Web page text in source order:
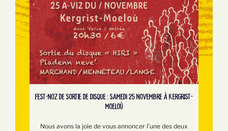
FEST-NOZ DE SORTIE DE DISQUE : SAMEDI 25 NOVEMBRE À KERGRIST-
MOELOÙ
Nous avons la joie de vous annoncer l’une des deux